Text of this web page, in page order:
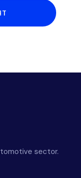
sector.